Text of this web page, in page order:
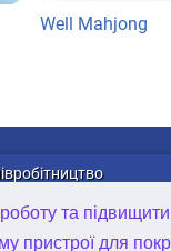
та
пристрої для
Well Mahjong